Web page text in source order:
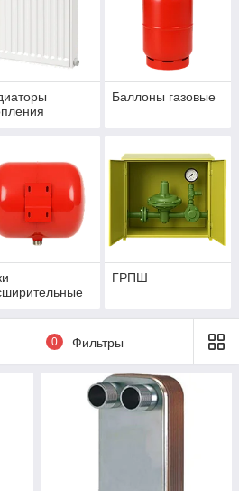
Баллоны газовые
ГРПШ
0 Фильтры